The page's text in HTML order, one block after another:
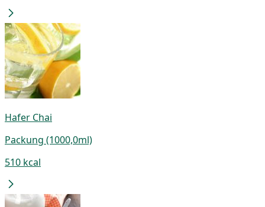
Hafer Chai
Packung (1000,0ml)
510 kcal